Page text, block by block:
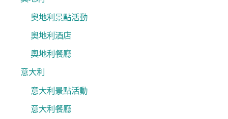
奧地利景點活動
奧地利酒店
奧地利餐廳
意大利
意大利景點活動
意大利餐廳